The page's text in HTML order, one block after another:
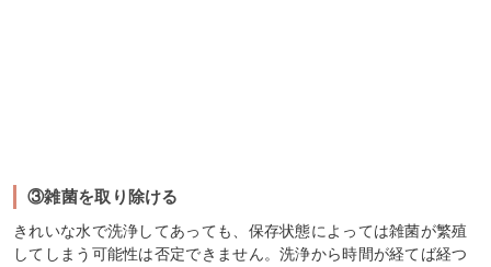
③雑菌を取り除ける
きれいな水で洗浄してあっても、保存状態によっては雑菌が繁殖
してしまう可能性は否定できません。洗浄から時間が経てば経つ